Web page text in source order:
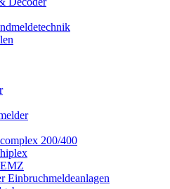
200/400
Einbruchmeldeanlagen